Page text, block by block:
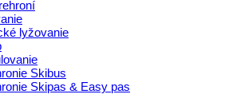
lyžovanie
Skibus
Skipas & Easy pas